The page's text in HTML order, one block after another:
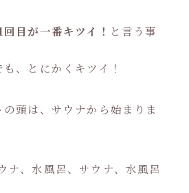
目が一番キツイ！ と言う事
、とにかくキツイ！
頭は、サウナから始まりま
ナ、水風呂、サウナ、水風呂